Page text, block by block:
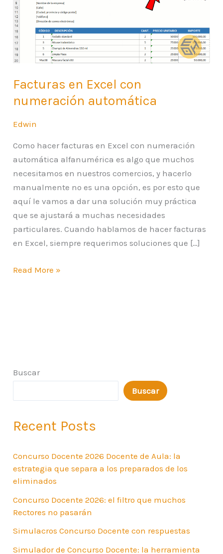
Facturas en Excel con
numeración automática
Edwin
Como hacer facturas en Excel con numeración
automática alfanumérica es algo que muchos
necesitamos en nuestros comercios, y hacerlo
manualmente no es una opción, es por esto que
aquí le vamos a dar una solución muy práctica
que se ajustará a muchas necesidades
particulares. Cuando hablamos de hacer facturas
en Excel, siempre requerimos soluciones que […]
numeración
automática
Read More »
Buscar
Buscar
Recent Posts
Concurso Docente 2026 Docente de Aula: la
estrategia que separa a los preparados de los
eliminados
Concurso Docente 2026: el filtro que muchos
Rectores no pasarán
Simulacros Concurso Docente con respuestas
Simulador de Concurso Docente: la herramienta